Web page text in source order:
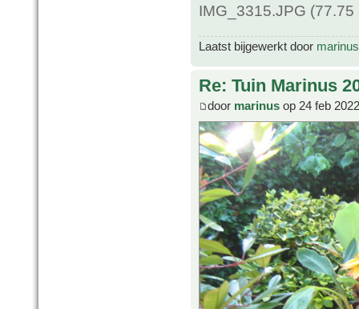
IMG_3315.JPG
Laatst bijgewerkt door marinus
Re: Tuin Marinus
door marinus op 24 feb